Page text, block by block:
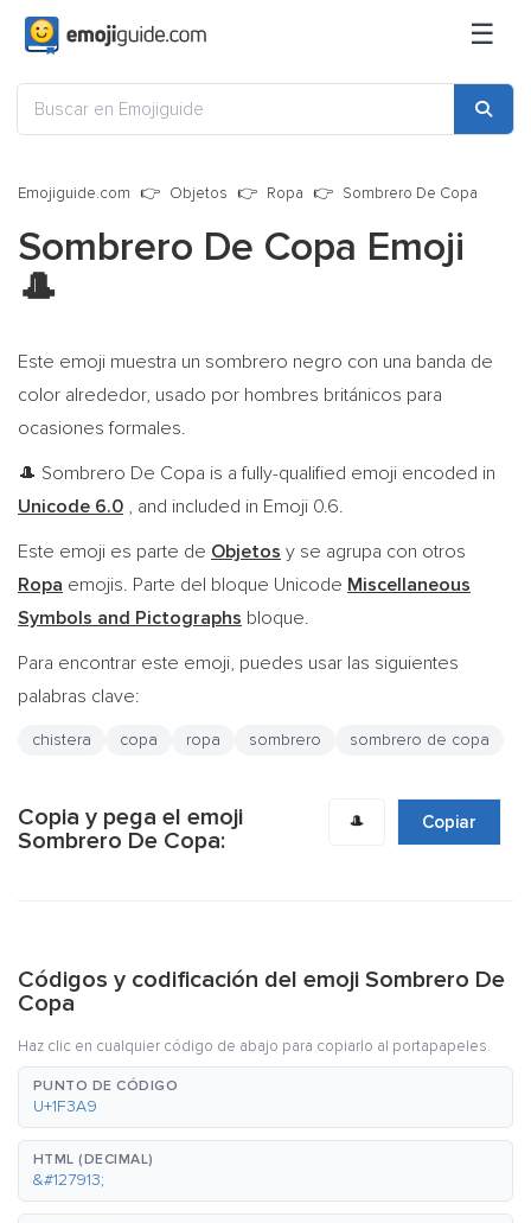
☰
Emojiguide.com Objetos Ropa Sombrero De Copa
Sombrero De Copa Emoji
🎩
Este emoji muestra un sombrero negro con una banda de
color alrededor, usado por hombres británicos para
ocasiones formales.
🎩 Sombrero De Copa is a fully-qualified emoji encoded in
Unicode 6.0 , and included in Emoji 0.6.
Este emoji es parte de Objetos y se agrupa con otros
Ropa emojis. Parte del bloque Unicode Miscellaneous
Symbols and Pictographs bloque.
Para encontrar este emoji, puedes usar las siguientes
palabras clave:
chistera copa ropa sombrero sombrero de copa
Copia y pega el emoji
Sombrero De Copa:
🎩 Copiar
Códigos y codificación del emoji Sombrero De
Copa
Haz clic en cualquier código de abajo para copiarlo al portapapeles.
PUNTO DE CÓDIGO
U+1F3A9
HTML (DECIMAL)
&#127913;